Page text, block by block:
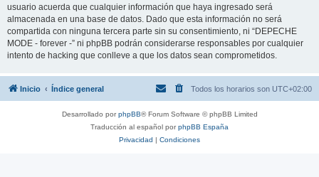
usuario acuerda que cualquier información que haya ingresado será
almacenada en una base de datos. Dado que esta información no será
compartida con ninguna tercera parte sin su consentimiento, ni “DEPECHE
MODE - forever -” ni phpBB podrán considerarse responsables por cualquier
intento de hacking que conlleve a que los datos sean comprometidos.
Inicio Índice general Todos los horarios son UTC+02:00
Desarrollado porphpBB® Forum Software © phpBB Limited
Traducción al español porphpBB España
Privacidad | Condiciones